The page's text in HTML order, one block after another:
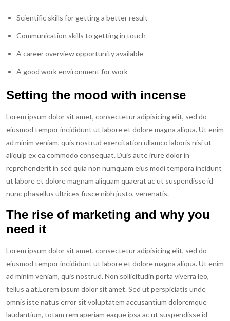
Scientific skills for getting a better result
Communication skills to getting in touch
A career overview opportunity available
A good work environment for work
Setting the mood with incense
Lorem ipsum dolor sit amet, consectetur adipisicing elit, sed do
eiusmod tempor incididunt ut labore et dolore magna aliqua. Ut enim
ad minim veniam, quis nostrud exercitation ullamco laboris nisi ut
aliquip ex ea commodo consequat. Duis aute irure dolor in
reprehenderit in sed quia non numquam eius modi tempora incidunt
ut labore et dolore magnam aliquam quaerat ac ut suspendisse id
nunc phasellus ultrices fusce nibh justo, venenatis.
The rise of marketing and why you
need it
Lorem ipsum dolor sit amet, consectetur adipisicing elit, sed do
eiusmod tempor incididunt ut labore et dolore magna aliqua. Ut enim
ad minim veniam, quis nostrud. Non sollicitudin porta viverra leo,
tellus a at.Lorem ipsum dolor sit amet. Sed ut perspiciatis unde
omnis iste natus error sit voluptatem accusantium doloremque
laudantium, totam rem aperiam eaque ipsa ac ut suspendisse id